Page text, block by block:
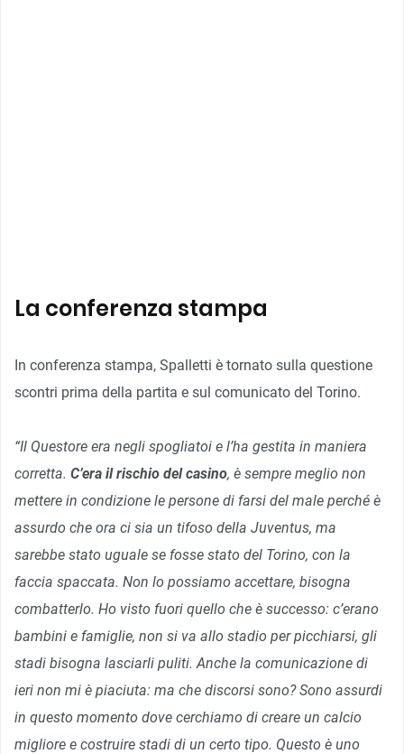
La conferenza stampa
In conferenza stampa, Spalletti è tornato sulla questione
scontri prima della partita e sul comunicato del Torino.
“Il Questore era negli spogliatoi e l’ha gestita in maniera
corretta. C’era il rischio del casino, è sempre meglio non
mettere in condizione le persone di farsi del male perché è
assurdo che ora ci sia un tifoso della Juventus, ma
sarebbe stato uguale se fosse stato del Torino, con la
faccia spaccata. Non lo possiamo accettare, bisogna
combatterlo. Ho visto fuori quello che è successo: c’erano
bambini e famiglie, non si va allo stadio per picchiarsi, gli
stadi bisogna lasciarli puliti. Anche la comunicazione di
ieri non mi è piaciuta: ma che discorsi sono? Sono assurdi
in questo momento dove cerchiamo di creare un calcio
migliore e costruire stadi di un certo tipo. Questo è uno